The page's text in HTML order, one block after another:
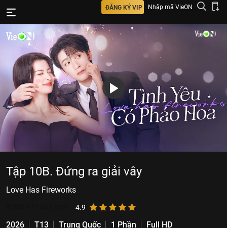
ĐĂNG KÝ VIP Nhập mã VieON
Tập 10B. Đứng ra giải vây
Love Has Fireworks
4.9
2026 T13 Trung Quốc 1 Phần
Full HD